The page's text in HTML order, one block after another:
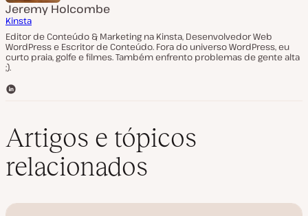
Jeremy Holcombe
Kinsta
Editor de Conteúdo & Marketing na Kinsta, Desenvolvedor Web
WordPress e Escritor de Conteúdo. Fora do universo WordPress, eu
curto praia, golfe e filmes. Também enfrento problemas de gente alta
;).
L
e
I
n
Artigos e tópicos
relacionados